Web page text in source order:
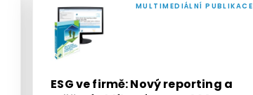
ESG ve firmě: Nový reporting a
MULTIMEDIÁLNÍ PUBLIKACE